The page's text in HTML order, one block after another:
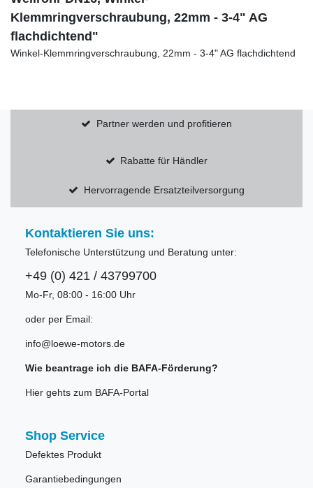
Klemmringverschraubung, 22mm - 3-4" AG
flachdichtend"
Winkel-Klemmringverschraubung, 22mm - 3-4" AG flachdichtend
Partner werden und profitieren
Rabatte für Händler
Hervorragende Ersatzteilversorgung
Kontaktieren Sie uns:
Telefonische Unterstützung und Beratung unter:
+49 (0) 421 / 43799700
Mo-Fr, 08:00 - 16:00 Uhr
oder per Email:
info@loewe-motors.de
Wie beantrage ich die BAFA-Förderung?
Hier gehts zum BAFA-Portal
Shop Service
Defektes Produkt
Garantiebedingungen